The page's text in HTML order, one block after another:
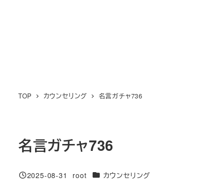
TOP カウンセリング 名言ガチャ736
名言ガチャ736
投稿日
2025-08-31
著
root カテゴリー
カウンセリング